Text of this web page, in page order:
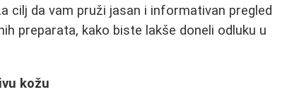
cilj da vam pruži jasan i informativan pregled
preparata, kako biste lakše doneli odluku u
kožu